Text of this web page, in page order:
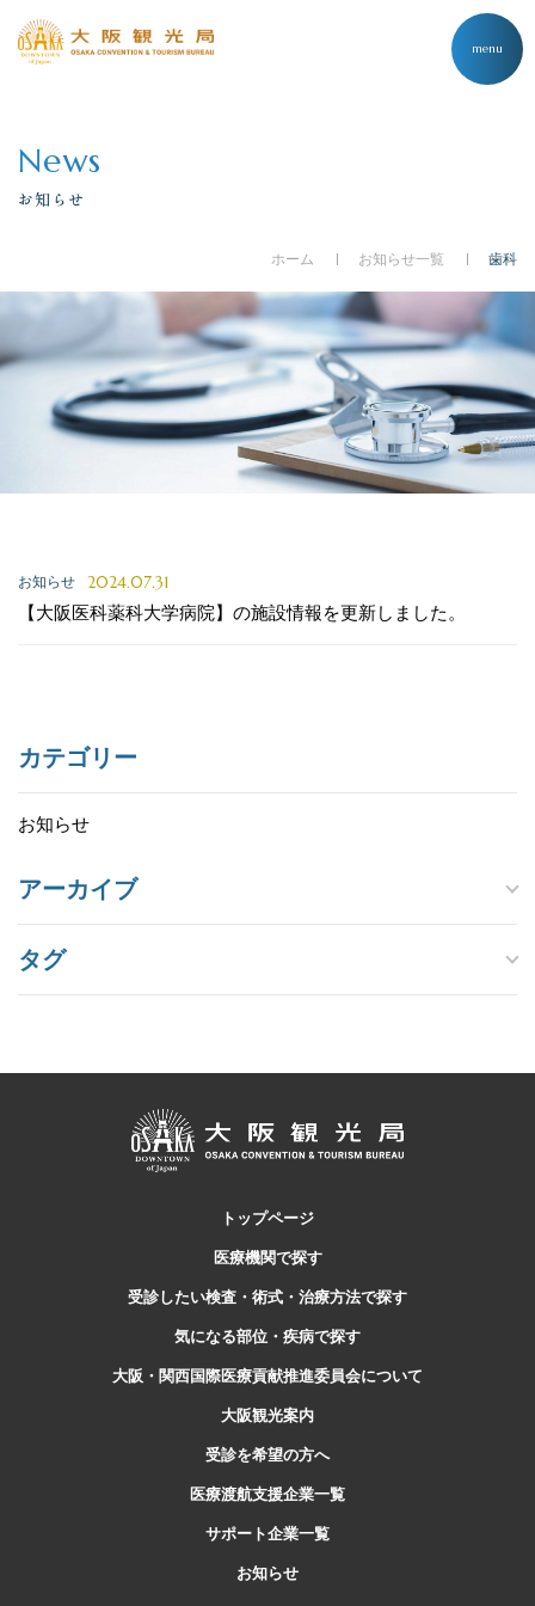
menu
News
お知らせ
ホーム お知らせ一覧 歯科
お知らせ
2024.07.31
【大阪医科薬科大学病院】の施設情報を更新しました。
カテゴリー
お知らせ
アーカイブ
タグ
トップページ
医療機関で探す
受診したい検査・ 術式・治療方法で探す
気になる部位・疾病で探す
大阪・関西国際医療貢献推進委員会について
大阪観光案内
受診を希望の方へ
医療渡航支援企業一覧
サポート企業一覧
お知らせ